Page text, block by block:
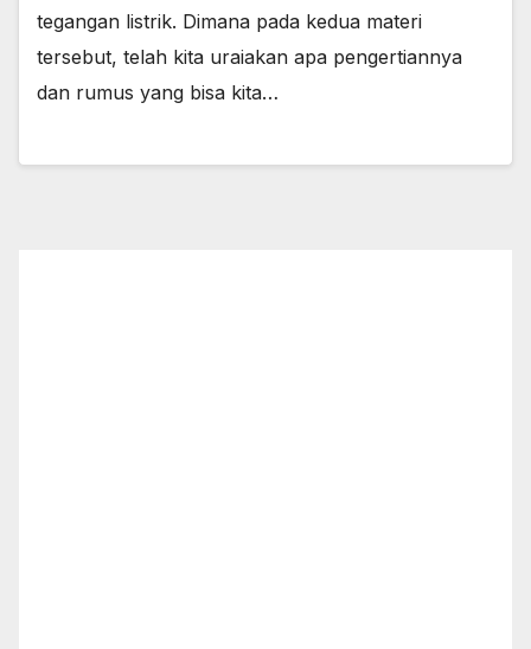
tegangan listrik. Dimana pada kedua materi
tersebut, telah kita uraiakan apa pengertiannya
dan rumus yang bisa kita…